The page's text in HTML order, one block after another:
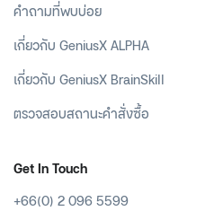
คำถามที่พบบ่อย
เกี่ยวกับ GeniusX ALPHA
เกี่ยวกับ GeniusX BrainSkill
ตรวจสอบสถานะคำสั่งซื้อ
Get In Touch
+66(0) 2 096 5599